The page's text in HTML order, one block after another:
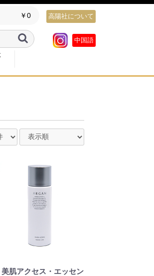
￥0 高陽社について
中国語
美肌アクセス・エッセン